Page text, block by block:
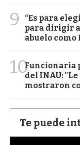
9
“Es para
para dirigir a
abuelo como
10Funcionaria
del INAU:
mostraron
Te puede